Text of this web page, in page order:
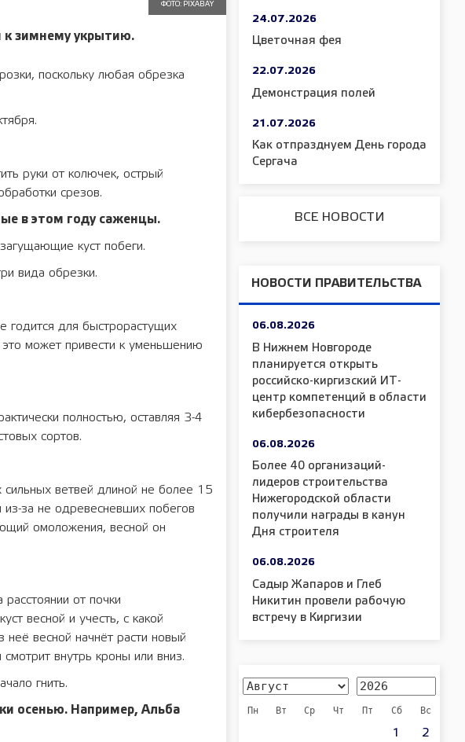
ФОТО: PIXABAY
к зимнему укрытию.
поскольку любая обрезка
руки от колючек, острый
срезов.
в этом году саженцы.
куст побеги.
вида обрезки.
годится для быстрорастущих
может привести к уменьшению
полностью, оставляя 3-4
сортов.
сильных ветвей длиной не более 15
за не одревесневших побегов
омоложения, весной он
от почки
весной и учесть, c какой
весной начнёт расти новый
внутрь кроны или вниз.
гнить.
осенью. Например, Альба
24.07.2026
Цветочная фея
22.07.2026
Демонстрация полей
21.07.2026
Как отпразднуем День города
Сергача
ВСЕ НОВОСТИ
НОВОСТИ ПРАВИТЕЛЬСТВА
06.08.2026
В Нижнем Новгороде
планируется открыть
российско-киргизский ИТ-
центр компетенций в области
кибербезопасности
06.08.2026
Более 40 организаций-
лидеров строительства
Нижегородской области
получили награды в канун
Дня строителя
06.08.2026
Садыр Жапаров и Глеб
Никитин провели рабочую
встречу в Киргизии
Пн Вт Ср Чт Пт Сб Вс
1 2